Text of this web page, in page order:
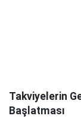
Takviyelerin
Başlatması